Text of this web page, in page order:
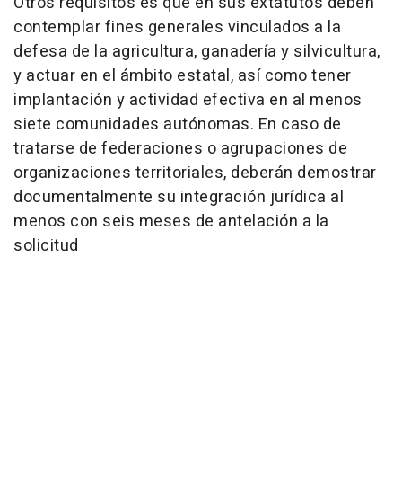
contemplar fines generales vinculados a la
defesa de la agricultura, ganadería y silvicultura,
y actuar en el ámbito estatal, así como tener
implantación y actividad efectiva en al menos
siete comunidades autónomas. En caso de
tratarse de federaciones o agrupaciones de
organizaciones territoriales, deberán demostrar
documentalmente su integración jurídica al
menos con seis meses de antelación a la
solicitud